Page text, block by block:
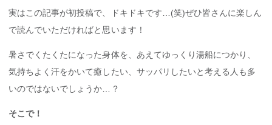
実はこの記事が初投稿で、ドキドキです…(笑)ぜひ皆さんに楽しん
で読んでいただければと思います！
暑さでくたくたになった身体を、あえてゆっくり湯船につかり、
気持ちよく汗をかいて癒したい、サッパリしたいと考える人も多
いのではないでしょうか…？
そこで！